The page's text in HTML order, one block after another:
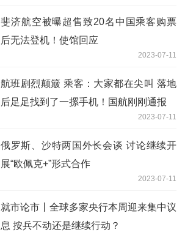
斐济航空被曝超售致20名中国乘客购票
后无法登机！使馆回应
2023-07-11
航班剧烈颠簸 乘客：大家都在尖叫 落地
后足足找到了一摞手机！国航刚刚通报
2023-07-11
俄罗斯、沙特两国外长会谈 讨论继续开
展“欧佩克+”形式合作
2023-07-11
就市论市丨全球多家央行本周迎来集中议
息 按兵不动还是继续行动？